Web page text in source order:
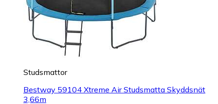
Studsmattor
Bestway 59104 Xtreme Air Studsmatta Skyddsnät
3,66m